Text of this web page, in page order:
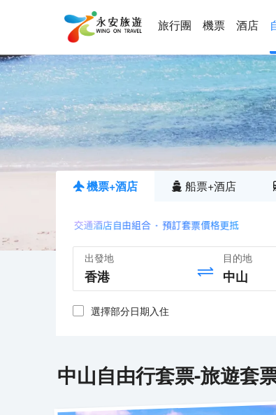
旅行團 機票 酒店
機票+酒店 船票+酒店
出發地 目的地
選擇部分日期入住
中山自由行套票-旅遊套